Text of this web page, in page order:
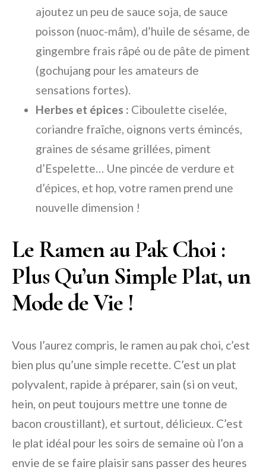
ajoutez un peu de sauce soja, de sauce
poisson (nuoc-mâm), d’huile de sésame, de
gingembre frais râpé ou de pâte de piment
(gochujang pour les amateurs de
sensations fortes).
Herbes et épices : Ciboulette ciselée,
coriandre fraîche, oignons verts émincés,
graines de sésame grillées, piment
d’Espelette… Une pincée de verdure et
d’épices, et hop, votre ramen prend une
nouvelle dimension !
Le Ramen au Pak Choi :
Plus Qu’un Simple Plat, un
Mode de Vie !
Vous l’aurez compris, le ramen au pak choi, c’est
bien plus qu’une simple recette. C’est un plat
polyvalent, rapide à préparer, sain (si on veut,
hein, on peut toujours mettre une tonne de
bacon croustillant), et surtout, délicieux. C’est
le plat idéal pour les soirs de semaine où l’on a
envie de se faire plaisir sans passer des heures